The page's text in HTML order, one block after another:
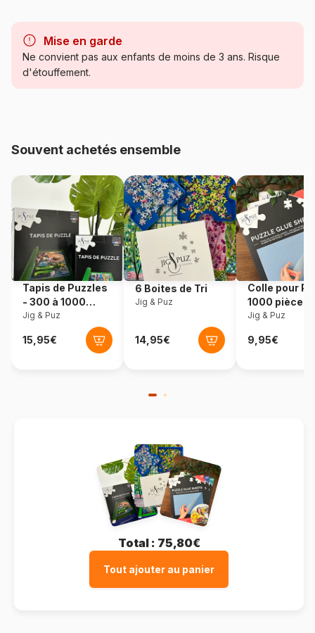
Catégorie Puzzles - Animaux sauvages
Référence Alipson-Puzzle-F-50154
EAN 3667232501544
Nombre de pièces 1000 pièces
Dimensions 69 x 48 cm
Matière primaire
Format boîte Boîte en carton
Mise en garde
Ne convient pas aux enfants de moins de 3 ans. Risque
d'étouffement.
Souvent achetés ensemble
Tapis de Puzzles
- 300 à 1000
pièces
Jig & Puz
6 Boites de Tri
Jig & Puz
Colle pour
1000 pièces
Jig & Puz
Total : 75,80€
Tout ajouter au panier